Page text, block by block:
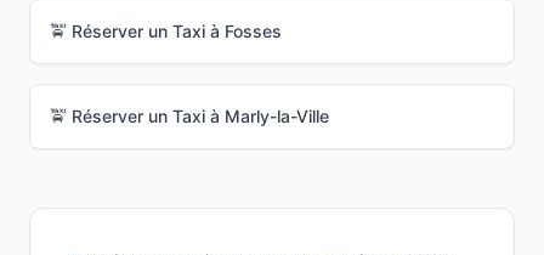
🚖 Réserver un Taxi à Fosses
🚖 Réserver un Taxi à Marly-la-Ville